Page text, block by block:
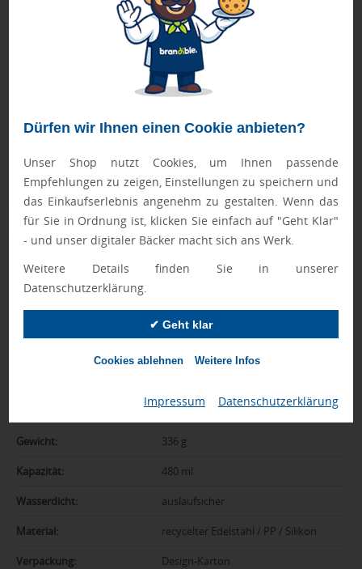
Dürfen wir Ihnen einen Cookie anbieten?
Unser Shop nutzt Cookies, um Ihnen passende
Empfehlungen zu zeigen, Einstellungen zu speichern und
das Einkaufserlebnis angenehm zu gestalten. Wenn das
für Sie in Ordnung ist, klicken Sie einfach auf "Geht Klar"
- und unser digitaler Bäcker macht sich ans Werk.
Weitere Details finden Sie in unserer
Datenschutzerklärung.
✔ Geht klar
Cookies ablehnen Weitere Infos
Impressum Datenschutzerklärung
Nur Produkte, die unseren
Qualitätscheck
schaffen es in den Shop.Mehr erfahren
Ewa Engel,
Zusatzinformation
444-357-00.001
Marke:
Ja
230 x 72 x 72 mm
Gewicht: 336 g
Kapazität: 480 ml
Wasserdicht: auslaufsicher
Material: recycelter Edelstahl / PP / Silikon
Verpackung: Design-Karton